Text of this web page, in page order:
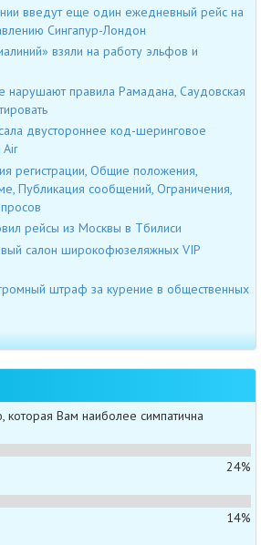
введут еще один ежедневный рейс на
Сингапур-Лондон
взяли на работу эльфов и
нарушают правила Рамадана, Саудовская
двустороннее код-шеринговое
Air
регистрации, Общие положения,
Публикация сообщений, Ограничения,
рейсы из Москвы в Тбилиси
салон широкофюзеляжных VIP
штраф за курение в общественных
Вам наиболее симпатична
24%
14%